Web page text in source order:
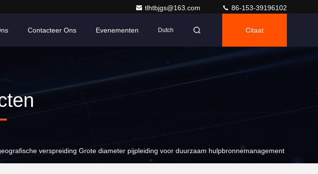
tlhtbjgs@163.com 86-153-39196102
Contacteer Ons Evenementen Dutch Citaat
verspreiding Grote diameter pijpleiding voor duurzaam hulpbronnemanagement